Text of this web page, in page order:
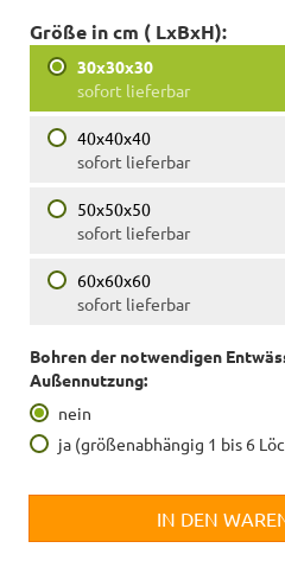
Größe in cm ( LxBxH):
30x30x30
sofort lieferbar
40x40x40
sofort lieferbar
50x50x50
sofort lieferbar
60x60x60
sofort lieferbar
Bohren der notwendigen
Außennutzung:
nein
ja (größenabhängig 1 bis 6
IN DEN